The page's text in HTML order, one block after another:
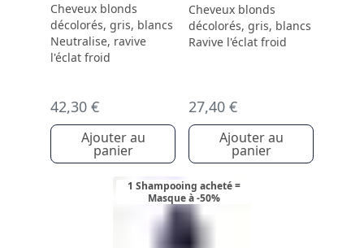
Cheveux blonds
décolorés, gris, blancs
Neutralise, ravive
l'éclat froid
42,30 €
Ajouter au
panier
Cheveux blonds
décolorés, gris, blancs
Ravive l'éclat froid
27,40 €
Ajouter au
panier
1 Shampooing acheté =
Masque à -50%